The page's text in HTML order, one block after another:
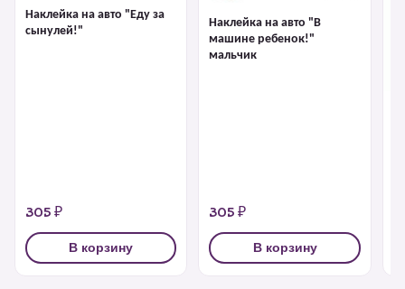
Наклейка на авто "Еду за
сынулей!"
305 ₽
В корзину
Наклейка на авто "В
машине ребенок!"
мальчик
305 ₽
В корзину